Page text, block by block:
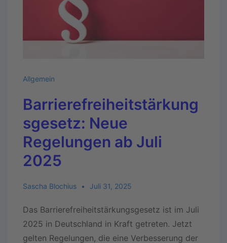
Allgemein
Barrierefreiheitstärkung
sgesetz: Neue
Regelungen ab Juli
2025
Sascha Blochius Juli 31, 2025
Das Barrierefreiheitstärkungsgesetz ist im Juli
2025 in Deutschland in Kraft getreten. Jetzt
gelten Regelungen, die eine Verbesserung der